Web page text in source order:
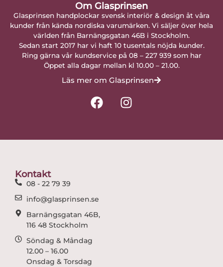
Om Glasprinsen
Glasprinsen handplockar svensk interiör & design åt våra
kunder från kända nordiska varumärken. Vi säljer över hela
världen från Barnängsgatan 46B i Stockholm.
Sedan start 2017 har vi haft 10 tusentals nöjda kunder.
Ring gärna vår kundservice på 08 – 227 939 som har
Öppet alla dagar mellan kl 10.00 – 21.00.
Läs mer om Glasprinsen
F
a
I
n
Kontakt
08 - 22 79 39
info@glasprinsen.se
Barnängsgatan 46B,
116 48 Stockholm
Söndag & Måndag
12.00 – 16.00
Onsdag & Torsdag